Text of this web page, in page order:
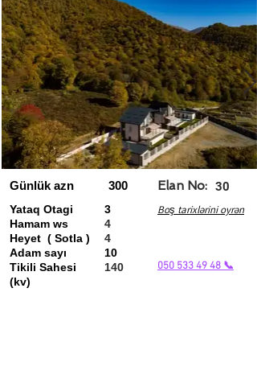
Günlük azn
Yataq Otagi
Hamam ws
Heyet ( Sotla )
Adam sayı
Tikili Sahesi
(kv)
300
3
Elan No: 30
Boş tarixlərini oyrən
4
4
10
140
050 533 49 48 📞